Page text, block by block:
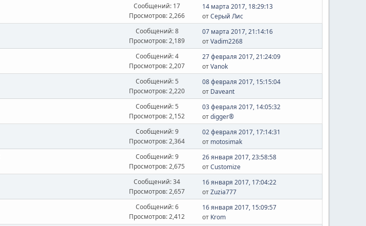
Сообщений: 17
Просмотров: 2,266
14 марта 2017, 18:29:13
отСерый Лис
Сообщений: 8
Просмотров: 2,189
07 марта 2017, 21:14:16
отVadim2268
Сообщений: 4
Просмотров: 2,207
27 февраля 2017, 21:24:09
отVanok
Сообщений: 5
Просмотров: 2,220
08 февраля 2017, 15:15:04
от Daveant
Сообщений: 5
Просмотров: 2,152
03 февраля 2017, 14:05:32
отdigger®
Сообщений: 9
Просмотров: 2,364
02 февраля 2017, 17:14:31
от motosimak
Сообщений: 9
Просмотров: 2,675
26 января 2017, 23:58:58
отCustomize
Сообщений: 34
Просмотров: 2,657
16 января 2017, 17:04:22
отZuzia777
Сообщений: 6
Просмотров: 2,412
16 января 2017, 15:09:57
от Krom